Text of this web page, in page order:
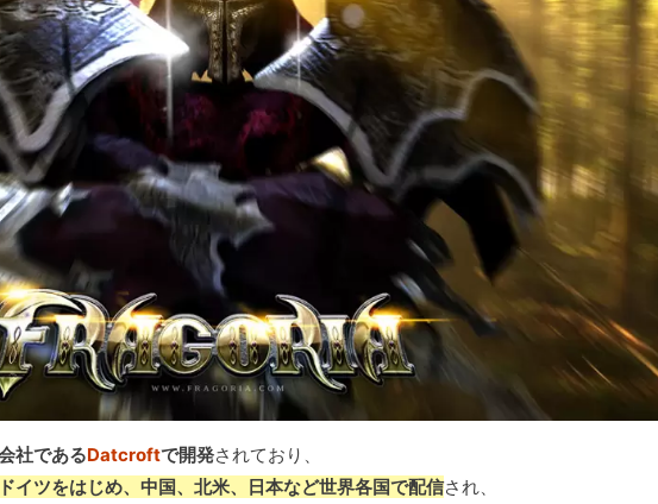
社であるDatcroftで開発されており、
イツをはじめ、中国、北米、日本など世界各国で配信され、